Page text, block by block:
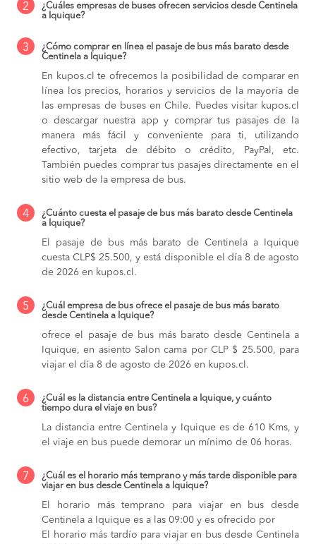
2
¿Cuáles empresas de buses ofrecen servicios desde Centinela
a Iquique?
3
¿Cómo comprar en línea el pasaje de bus más barato desde
Centinela a Iquique?
En kupos.cl te ofrecemos la posibilidad de comparar en
línea los precios, horarios y servicios de la mayoría de
las empresas de buses en Chile. Puedes visitar kupos.cl
o descargar nuestra app y comprar tus pasajes de la
manera más fácil y conveniente para ti, utilizando
efectivo, tarjeta de débito o crédito, PayPal, etc.
También puedes comprar tus pasajes directamente en el
sitio web de la empresa de bus.
4
¿Cuánto cuesta el pasaje de bus más barato desde Centinela
a Iquique?
El pasaje de bus más barato de Centinela a Iquique
cuesta CLP$ 25.500, y está disponible el día 8 de agosto
de 2026 en kupos.cl.
5
¿Cuál empresa de bus ofrece el pasaje de bus más barato
desde Centinela a Iquique?
ofrece el pasaje de bus más barato desde Centinela a
Iquique, en asiento Salon cama por CLP $ 25.500, para
viajar el día 8 de agosto de 2026 en kupos.cl.
6
¿Cuál es la distancia entre Centinela a Iquique, y cuánto
tiempo dura el viaje en bus?
La distancia entre Centinela y Iquique es de 610 Kms, y
el viaje en bus puede demorar un mínimo de 06 horas.
7
¿Cuál es el horario más temprano y más tarde disponible para
viajar en bus desde Centinela a Iquique?
El horario más temprano para viajar en bus desde
Centinela a Iquique es a las 09:00 y es ofrecido por
El horario más tardío para viajar en bus desde Centinela